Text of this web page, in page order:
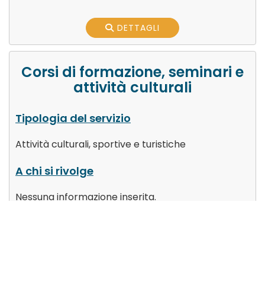
DETTAGLI
Corsi di formazione, seminari e
attività culturali
Tipologia del servizio
Attività culturali, sportive e turistiche
A chi si rivolge
Nessuna informazione inserita.